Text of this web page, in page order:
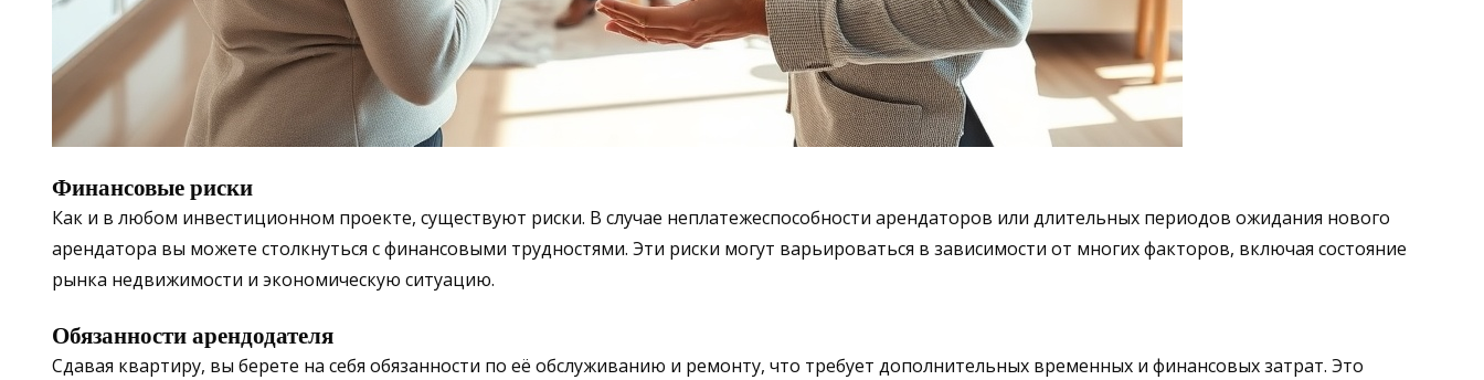
Финансовые риски
Как и в любом инвестиционном проекте, существуют риски. В случае неплатежеспособности арендаторов или длительных периодов ожидания нового
арендатора вы можете столкнуться с финансовыми трудностями. Эти риски могут варьироваться в зависимости от многих факторов, включая состояние
рынка недвижимости и экономическую ситуацию.
Обязанности арендодателя
Сдавая квартиру, вы берете на себя обязанности по её обслуживанию и ремонту, что требует дополнительных временных и финансовых затрат. Это